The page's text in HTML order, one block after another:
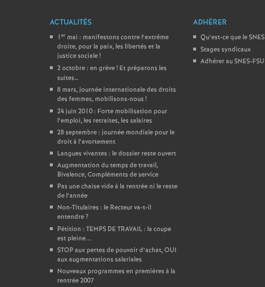
ACTUALITÉS
1 er mai : manifestons contre l’extrême
droite, pour la paix, les libertés et la
justice sociale!
2 octobre : en grève! Et préparons les
suites…
8 mars, journée internationale des droits
des femmes, mobilisons-nous !
24 juin 2010 : Forte mobilisation pour
l’emploi, les retraites, les salaires
28 septembre : journée mondiale pour le
droit à l’avortement
Langues vivantes : le dossier reste ouvert
Augmentation du temps de travail,
Bivalence, Compléments de service
Pas une chaise vide à la rentrée ni le reste
de l’année
Non-Titulaires : le Recteur va-t-il
entendre?
Pétition : TEMPS DE TRAVAIL : la coupe
est pleine...
STOP aux pertes de pouvoir d’achat, OUI
aux augmentations salariales
Nouveaux programmes en premières à la
rentrée 2007
ADHÉRER
Qu’est-ce que le SNES
Stages syndicaux
Adhérer au SNES-FSU